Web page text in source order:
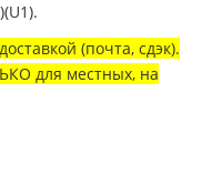
(почта, сдэк).
для местных, на